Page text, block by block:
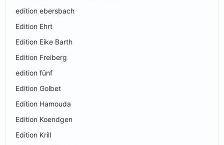
edition ebersbach
Edition Ehrt
Edition Eike Barth
Edition Freiberg
edition fünf
Edition Golbet
Edition Hamouda
Edition Koendgen
Edition Krill